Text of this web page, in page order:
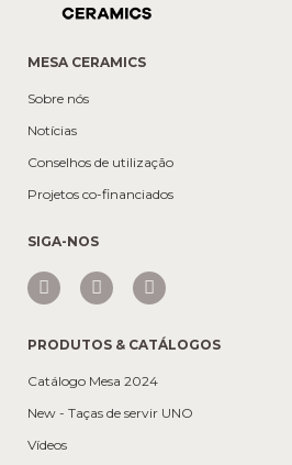
MESA CERAMICS
Sobre nós
Notícias
Conselhos de utilização
Projetos co-financiados
SIGA-NOS
PRODUTOS & CATÁLOGOS
Catálogo Mesa 2024
New - Taças de servir UNO
Vídeos